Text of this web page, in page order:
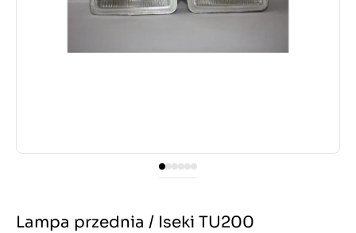
Lampa przednia / Iseki TU200